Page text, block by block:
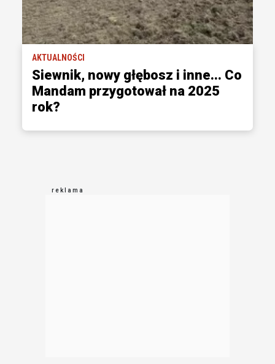
AKTUALNOŚCI
Siewnik, nowy głębosz i inne... Co
Mandam przygotował na 2025
rok?